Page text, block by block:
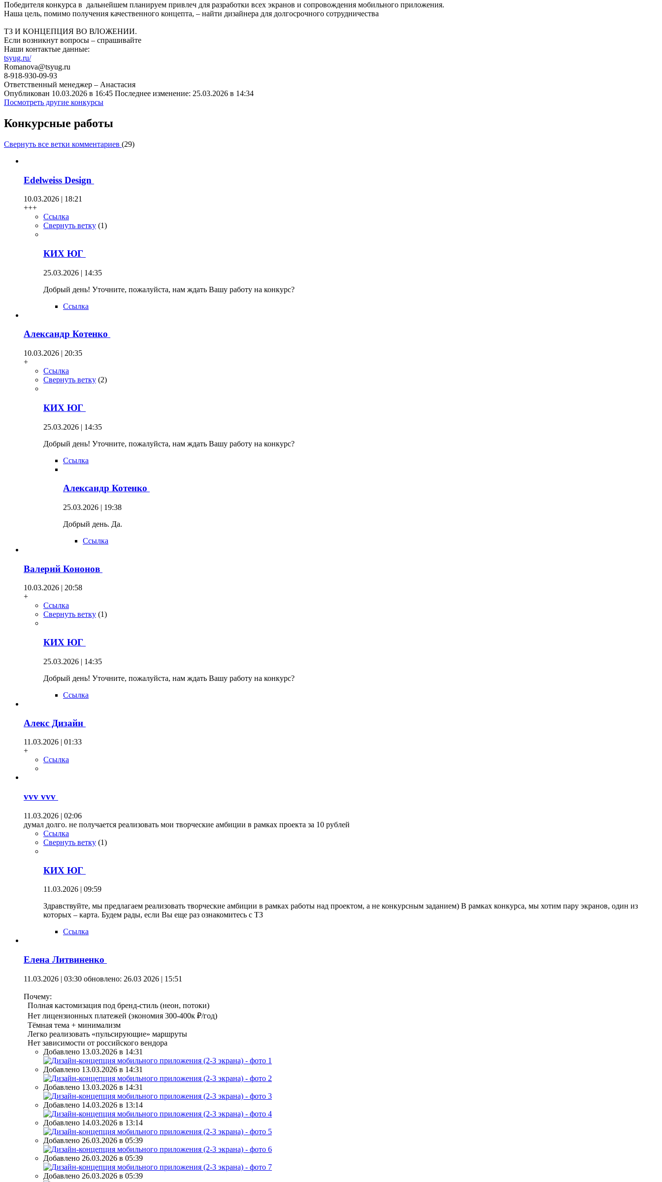
Победителя конкурса в дальнейшем планируем привлеч для разработки всех экранов и сопровождения мобильного приложения.
Наша цель, помимо получения качественного концепта, – найти дизайнера для долгосрочного сотрудничества
ТЗ И КОНЦЕПЦИЯ ВО ВЛОЖЕНИИ.
Если возникнут вопросы – спрашивайте
Наши контактые данные:
tsyug.ru/
Romanova@tsyug.ru
8-918-930-09-93
Ответственный менеджер – Анастасия
Опубликован 10.03.2026 в 16:45 Последнее изменение: 25.03.2026 в 14:34
Посмотреть другие конкурсы
Конкурсные работы
Свернуть все ветки комментариев (29)
Edelweiss Design
10.03.2026 | 18:21
+++
Ссылка
Свернуть ветку (1)
КИХ ЮГ
25.03.2026 | 14:35
Добрый день! Уточните, пожалуйста, нам ждать Вашу работу на конкурс?
Ссылка
Александр Котенко
10.03.2026 | 20:35
+
Ссылка
Свернуть ветку (2)
КИХ ЮГ
25.03.2026 | 14:35
Добрый день! Уточните, пожалуйста, нам ждать Вашу работу на конкурс?
Ссылка
Александр Котенко
25.03.2026 | 19:38
Добрый день. Да.
Ссылка
Валерий Кононов
10.03.2026 | 20:58
+
Ссылка
Свернуть ветку (1)
КИХ ЮГ
25.03.2026 | 14:35
Добрый день! Уточните, пожалуйста, нам ждать Вашу работу на конкурс?
Ссылка
Алекс Дизайн
11.03.2026 | 01:33
+
Ссылка
vvv vvv
11.03.2026 | 02:06
думал долго. не получается реализовать мои творческие амбиции в рамках проекта за 10 рублей
Ссылка
Свернуть ветку (1)
КИХ ЮГ
11.03.2026 | 09:59
Здравствуйте, мы предлагаем реализовать творческие амбиции в рамках работы над проектом, а не конкурсным заданием) В рамках конкурса, мы хотим пару экранов, один из
которых – карта. Будем рады, если Вы еще раз ознакомитесь с ТЗ
Ссылка
Елена Литвиненко
11.03.2026 | 03:30 обновлено: 26.03 2026 | 15:51
Почему:
Полная кастомизация под бренд-стиль (неон, потоки)
Нет лицензионных платежей (экономия 300-400к ₽/год)
Тёмная тема + минимализм
Легко реализовать «пульсирующие» маршруты
Нет зависимости от российского вендора
Добавлено 13.03.2026 в 14:31
Добавлено 13.03.2026 в 14:31
Добавлено 13.03.2026 в 14:31
Добавлено 14.03.2026 в 13:14
Добавлено 14.03.2026 в 13:14
Добавлено 26.03.2026 в 05:39
Добавлено 26.03.2026 в 05:39
Добавлено 26.03.2026 в 05:39